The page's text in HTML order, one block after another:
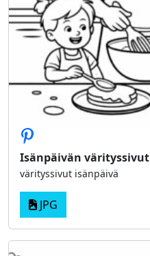
Isänpäivän värityssivut
värityssivut isänpäivä
JPG